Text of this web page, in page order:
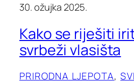
30. ožujka 2025.
Kako se riješiti
svrbeži vlasišta
PRIRODNA LJEPOTA,